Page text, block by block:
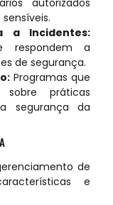
autorizados
a Incidentes:
respondem a
de segurança.
Programas que
sobre práticas
segurança da
de
e